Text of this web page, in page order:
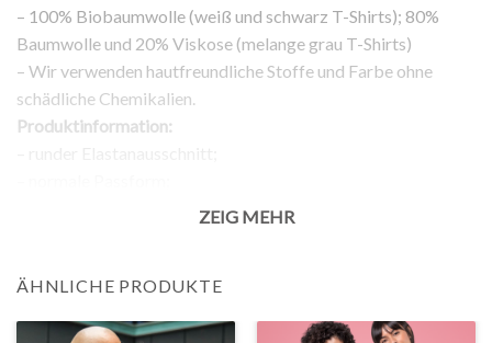
– 100% Biobaumwolle (weiß und schwarz T-Shirts); 80%
Baumwolle und 20% Viskose (melange grau T-Shirts)
– Wir verwenden hautfreundliche Stoffe und Farbe ohne
schädliche Chemikalien.
Produktinformation:
– 100% Rückgabegarantie.
Anmerkung:
ZEIG MEHR
ÄHNLICHE PRODUKTE